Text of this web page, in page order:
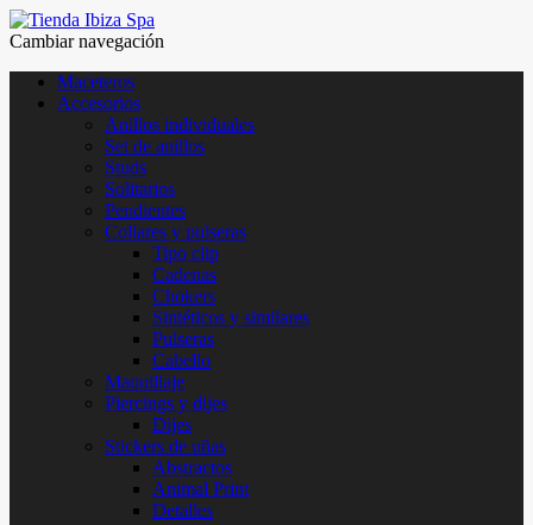
Cambiar navegación
Maceteros
Accesorios
Anillos individuales
Set de anillos
Studs
Solitarios
Pendientes
Collares y pulseras
Tipo clip
Cadenas
Chokers
Sintéticos y similares
Pulseras
Cabello
Maquillaje
Piercings y dijes
Dijes
Stickers de uñas
Abstractos
Animal Print
Detalles